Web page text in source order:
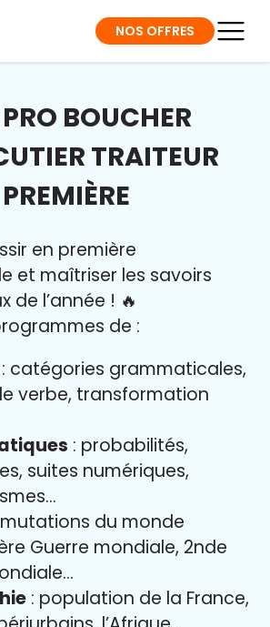
NOS OFFRES
BOUCHER
TRAITEUR
PREMIÈRE
en première
et maîtriser les savoirs
de l’année ! 🔥
de :
: catégories grammaticales,
verbe, transformation
: probabilités,
suites numériques,
du monde
Guerre mondiale, 2nde
: population de la France,